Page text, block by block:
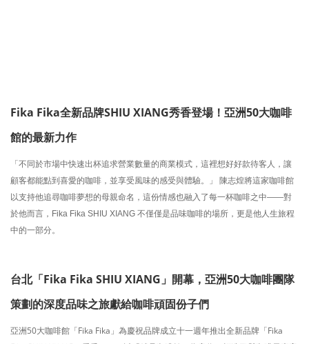
Fika Fika全新品牌SHIU XIANG秀香登場！亞洲50大咖啡
館的最新力作
「不同於市場中快速出杯追求營業數量的商業模式，這裡想好好款待客人，讓
顧客都能點到喜愛的咖啡，並享受風味的感受與體驗。」 陳志煌將這家咖啡館
以支持他追尋咖啡夢想的母親命名，這份情感也融入了每一杯咖啡之中——對
於他而言，Fika Fika SHIU XIANG 不僅僅是品味咖啡的場所，更是他人生旅程
中的一部分。
台北「Fika Fika SHIU XIANG」開幕，亞洲50大咖啡團隊
策劃的深度品味之旅獻給咖啡頑固份子們
亞洲50大咖啡館「Fika Fika」為慶祝品牌成立十一週年推出全新品牌「Fika